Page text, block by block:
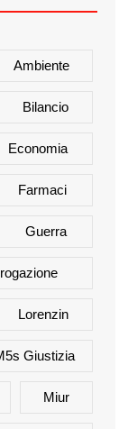
Ambiente
Bilancio
Economia
Farmaci
Guerra
Lorenzin
Giustizia
Miur